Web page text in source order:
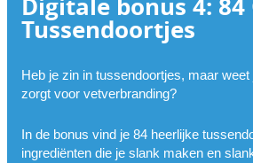
Digitale bonus 4: 84
Tussendoortjes
Heb je zin in tussendoortjes, maar
zorgt voor vetverbranding?
In de bonus vind je 84 heerlijke
ingrediënten die je slank maken en